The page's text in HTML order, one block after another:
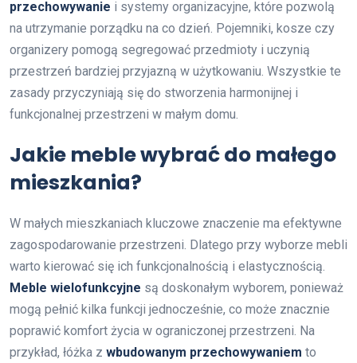
przechowywanie i systemy organizacyjne, które pozwolą
na utrzymanie porządku na co dzień. Pojemniki, kosze czy
organizery pomogą segregować przedmioty i uczynią
przestrzeń bardziej przyjazną w użytkowaniu. Wszystkie te
zasady przyczyniają się do stworzenia harmonijnej i
funkcjonalnej przestrzeni w małym domu.
Jakie meble wybrać do małego
mieszkania?
W małych mieszkaniach kluczowe znaczenie ma efektywne
zagospodarowanie przestrzeni. Dlatego przy wyborze mebli
warto kierować się ich funkcjonalnością i elastycznością.
Meble wielofunkcyjne są doskonałym wyborem, ponieważ
mogą pełnić kilka funkcji jednocześnie, co może znacznie
poprawić komfort życia w ograniczonej przestrzeni. Na
przykład, łóżka z wbudowanym przechowywaniem to